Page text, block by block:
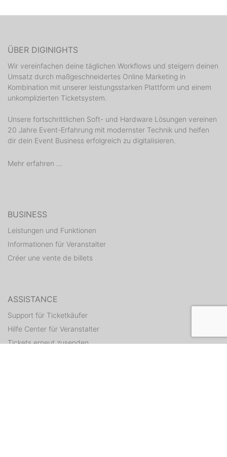
ÜBER DIGINIGHTS
Wir vereinfachen deine täglichen Workflows und steigern deinen
Umsatz durch maßgeschneidertes Online Marketing in
Kombination mit unserer leistungsstarken Plattform und einem
unkomplizierten Ticketsystem.
Unsere fortschrittlichen Soft- und Hardware Lösungen vereinen
20 Jahre Event-Erfahrung mit modernster Technik und helfen
dir dein Event Business erfolgreich zu digitalisieren.
Mehr erfahren ...
BUSINESS
Leistungen und Funktionen
Informationen für Veranstalter
Créer une vente de billets
ASSISTANCE
Support für Ticketkäufer
Hilfe Center für Veranstalter
Tickets erneut zusenden